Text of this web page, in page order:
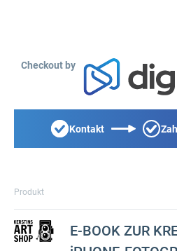
Checkout by
Kontakt
Produkt
E-BOOK ZUR